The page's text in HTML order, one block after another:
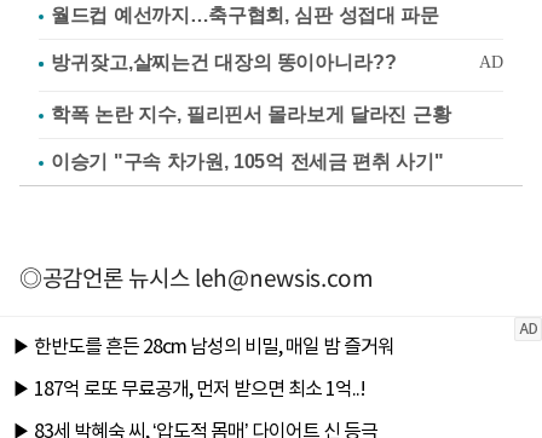
월드컵 예선까지…축구협회, 심판 성접대 파문
학폭 논란 지수, 필리핀서 몰라보게 달라진 근황
이승기 "구속 차가원, 105억 전세금 편취 사기"
◎공감언론 뉴시스leh@newsis.com